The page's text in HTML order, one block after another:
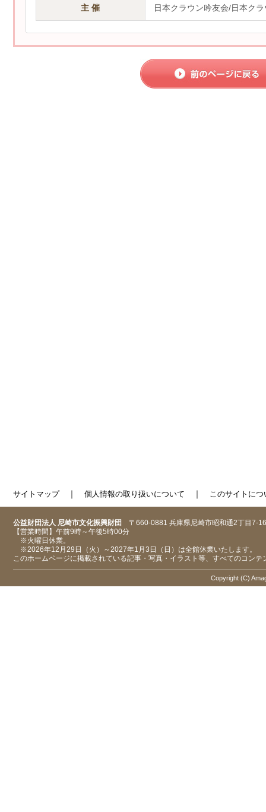
主 催 日本クラウン吟友会/日本ク
サイトマップ｜ 個人情報の取り扱いについて ｜ このサイトにつ
公益財団法人 尼崎市文化振興財団 〒660-0881 兵庫県尼崎市昭和通2丁目7-16
【営業時間】午前9時～午後5時00分
※火曜日休業。
※2026年12月29日（火）～2027年1月3日（日）は全館休業いたします。
このホームページに掲載されている記事・写真・イラスト等、すべてのコン
Copyright (C)